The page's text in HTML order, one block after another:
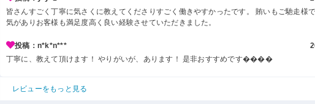
皆さんすごく丁寧に気さくに教えてくださりすごく働きやすかったです。 賄いもご馳走様
気がありお客様も満足度高く良い経験させていただきました。
投稿：n*k*n***
丁寧に、教えて頂けます！ やりがいが、あります！ 是非おすすめです����
レビューをもっと見る